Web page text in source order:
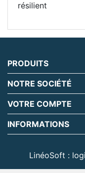
résilient
PRODUITS
NOTRE SOCIÉTÉ
VOTRE COMPTE
INFORMATIONS
LinéoSoft :